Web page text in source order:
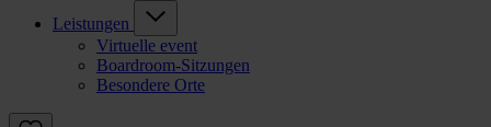
Leistungen
Virtuelle event
Boardroom-Sitzungen
Besondere Orte